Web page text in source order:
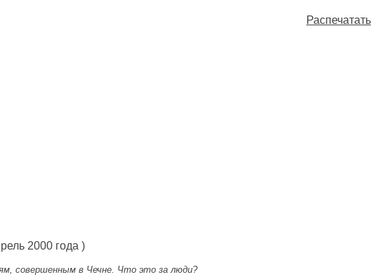
Распечатать
2000 года )
совершенным в Чечне. Что это за люди?